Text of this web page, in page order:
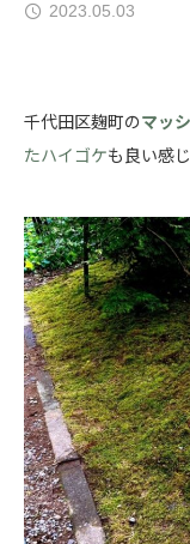
2023.05.03
千代田区麹町のマッ
たハイゴケも良い感